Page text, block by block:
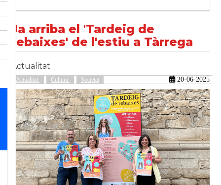
Ja arriba el 'Tardeig de
rebaixes' de l'estiu a Tàrrega
Actualitat
Actualitat Cultura Societat 20-06-2025